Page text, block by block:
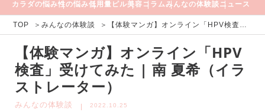
カラダの悩み性の悩み低用量ピル美容 コラムみんなの体験談ニュース
TOP ＞みんなの体験談 ＞ 【体験マンガ】オンライン「HPV検査」受けてみた | 南 夏希（イラストレーター）
【体験マンガ】オンライン「HPV
検査」受けてみた | 南 夏希（イラ
ストレーター）
みんなの体験談 2022.10.25